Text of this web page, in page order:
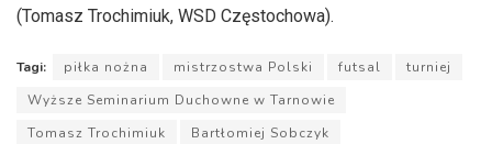
(Tomasz Trochimiuk, WSD Częstochowa).
Tagi: piłka nożna mistrzostwa Polski futsal
turniej
Wyższe Seminarium Duchowne w Tarnowie
Tomasz Trochimiuk
Bartłomiej Sobczyk